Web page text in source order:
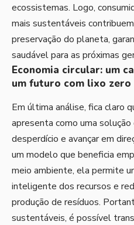
ecossistemas. Logo,
mais sustentáveis
preservação do planeta,
saudável para as próximas
Economia circular: um
um futuro com lixo zero
Em última análise, fica claro
apresenta como uma
desperdício e avançar em
um modelo que beneficia
meio ambiente, ela permite
inteligente dos recursos e
produção de resíduos.
sustentáveis, é possível